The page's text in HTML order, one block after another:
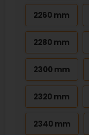
2260 mm
2280 mm
2300 mm
2320 mm
2340 mm